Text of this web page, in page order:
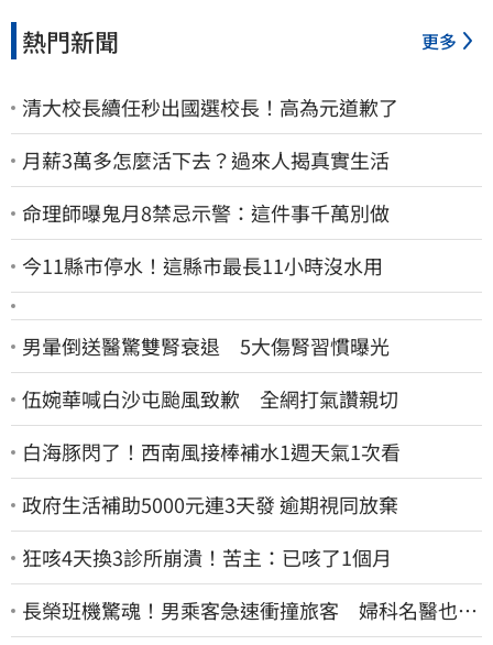
熱門新聞 更多
清大校長續任秒出國選校長！高為元道歉了
月薪3萬多怎麼活下去？過來人揭真實生活
命理師曝鬼月8禁忌示警：這件事千萬別做
今11縣市停水！這縣市最長11小時沒水用
男暈倒送醫驚雙腎衰退 5大傷腎習慣曝光
伍婉華喊白沙屯颱風致歉 全網打氣讚親切
白海豚閃了！西南風接棒補水1週天氣1次看
政府生活補助5000元連3天發 逾期視同放棄
狂咳4天換3診所崩潰！苦主：已咳了1個月
長榮班機驚魂！男乘客急速衝撞旅客 婦科名醫也掛
彩：全機卡半小時